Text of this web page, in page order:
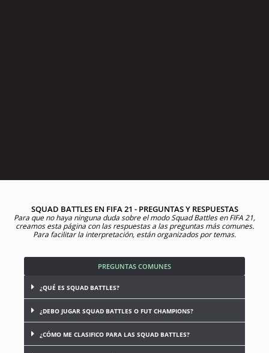
SQUAD BATTLES EN FIFA 21 - PREGUNTAS Y RESPUESTAS
Para que no haya ninguna duda sobre el modo Squad Battles en FIFA 21,
creamos esta página con las respuestas a las preguntas más comunes.
Para facilitar la interpretación, están organizados por temas.
PREGUNTAS COMUNES
¿QUÉ ES SQUAD BATTLES?
¿DEBO JUGAR SQUAD BATTLES O FUT CHAMPIONS?
¿CÓMO ME CLASIFICO PARA LAS SQUAD BATTLES?